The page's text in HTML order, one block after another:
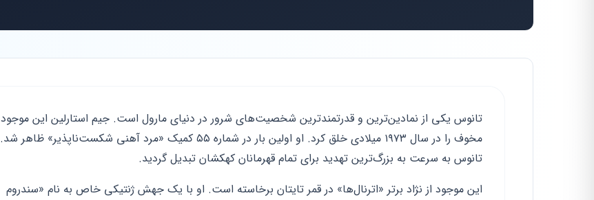
تانوس یکی از نمادین‌ترین و قدرتمندترین شخصیت‌های شرور در دنیای مارول است. جیم استارلین این موجود
مخوف را در سال ۱۹۷۳ میلادی خلق کرد. او اولین بار در شماره ۵۵ کمیک «مرد آهنی شکست‌ناپذیر» ظاهر شد.
تانوس به سرعت به بزرگ‌ترین تهدید برای تمام قهرمانان کهکشان تبدیل گردید.
این موجود از نژاد برتر «اترنال‌ها» در قمر تایتان برخاسته است. او با یک جهش ژنتیکی خاص به نام «سندروم